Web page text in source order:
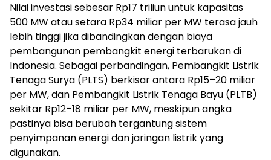
Nilai investasi sebesar Rp17 triliun untuk kapasitas
500 MW atau setara Rp34 miliar per MW terasa jauh
lebih tinggi jika dibandingkan dengan biaya
pembangunan pembangkit energi terbarukan di
Indonesia. Sebagai perbandingan, Pembangkit Listrik
Tenaga Surya (PLTS) berkisar antara Rp15–20 miliar
per MW, dan Pembangkit Listrik Tenaga Bayu (PLTB)
sekitar Rp12–18 miliar per MW, meskipun angka
pastinya bisa berubah tergantung sistem
penyimpanan energi dan jaringan listrik yang
digunakan.